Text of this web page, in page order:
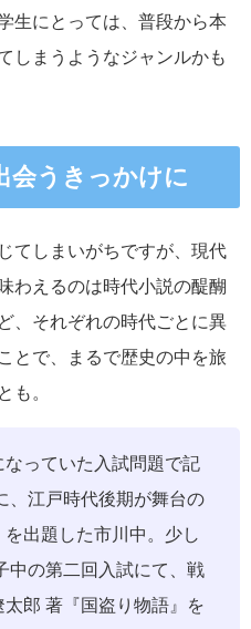
生にとっては、普段から本
しまうようなジャンルかも
会うきっかけに
てしまいがちですが、現代
わえるのは時代小説の醍醐
、それぞれの時代ごとに異
とで、まるで歴史の中を旅
も。
っていた入試問題で記
、江戸時代後期が舞台の
出題した市川中。少し
中の第二回入試にて、戦
郎 著『国盗り物語』を